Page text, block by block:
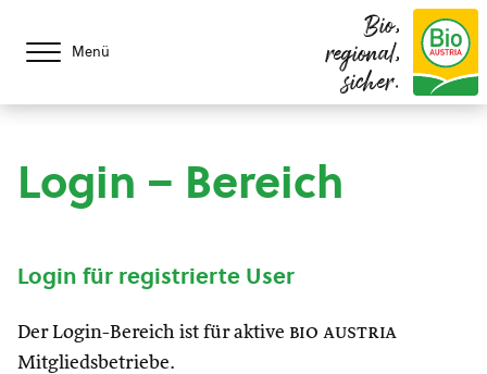
Menü
Bio,
regional,
sicher.
Login – Bereich
Login für registrierte User
Der Login-Bereich ist für aktive bio austria
Mitgliedsbetriebe.